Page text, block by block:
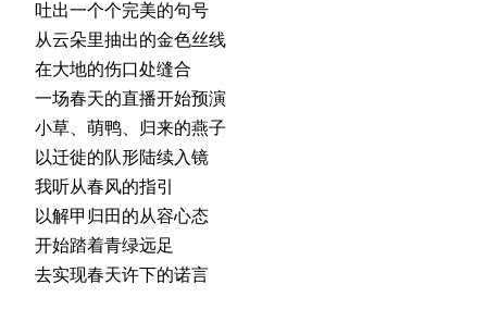
吐出一个个完美的句号
从云朵里抽出的金色丝线
在大地的伤口处缝合
一场春天的直播开始预演
小草、萌鸭、归来的燕子
以迁徙的队形陆续入镜
我听从春风的指引
以解甲归田的从容心态
开始踏着青绿远足
去实现春天许下的诺言